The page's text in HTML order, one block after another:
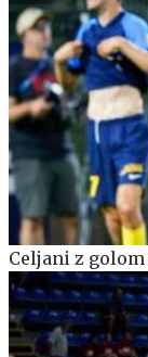
Celjani z